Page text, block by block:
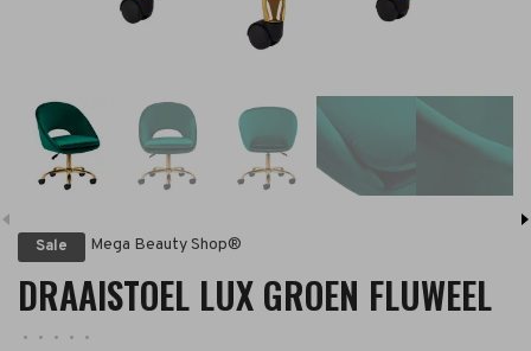
Sale Mega Beauty Shop®
DRAAISTOEL LUX GROEN FLUWEEL
• • • •
•